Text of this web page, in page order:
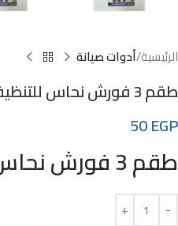
الرئيسية أدوات صيانة
طقم 3 فورش نحاس للتنظيف
50EGP
طقم 3 فورش نحاس للتنظيف